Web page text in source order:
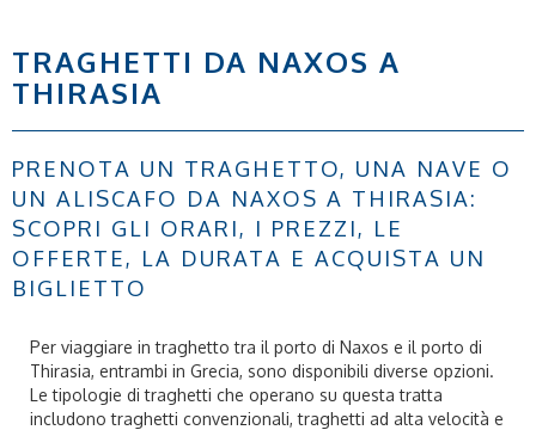
TRAGHETTI DA NAXOS A
THIRASIA
PRENOTA UN TRAGHETTO, UNA NAVE O
UN ALISCAFO DA NAXOS A THIRASIA:
SCOPRI GLI ORARI, I PREZZI, LE
OFFERTE, LA DURATA E ACQUISTA UN
BIGLIETTO
Per viaggiare in traghetto tra il porto di Naxos e il porto di
Thirasia, entrambi in Grecia, sono disponibili diverse opzioni.
Le tipologie di traghetti che operano su questa tratta
includono traghetti convenzionali, traghetti ad alta velocità e